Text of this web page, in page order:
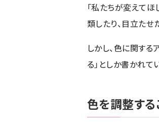
「私たちが変えてほ
類したり、目立たせ
しかし、色に関す
る」としか書かれて
色を調整する